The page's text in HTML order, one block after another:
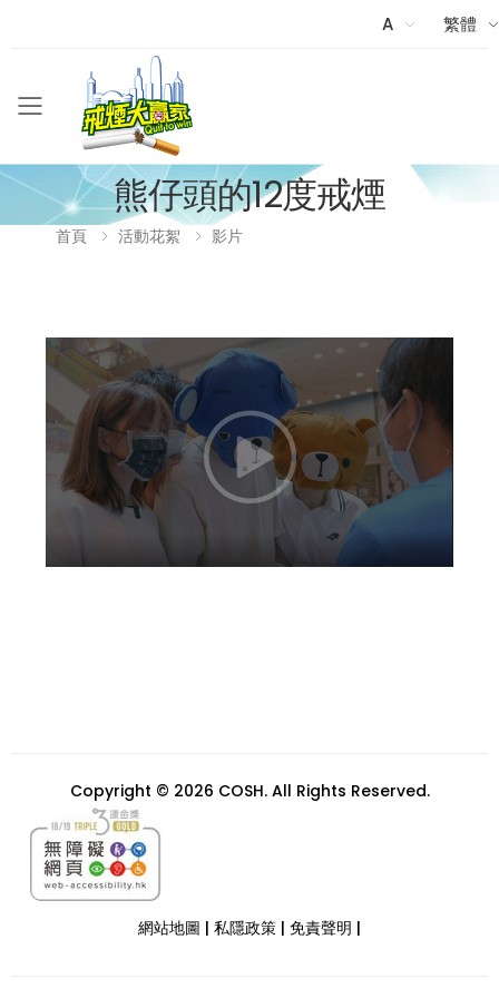
A 繁體
Menu
熊仔頭的12度戒煙
首頁 活動花絮 影片
Copyright © 2026 COSH. All Rights Reserved.
網站地圖 | 私隱政策 | 免責聲明 |